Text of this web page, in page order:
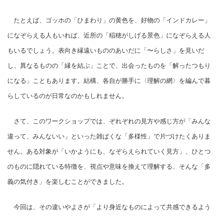
たとえば、ゴッホの「ひまわり」の黄色を、好物の「インドカレー」
になぞらえる人もいれば、近所の「稲穂がしげる景色」になぞらえる人
もいるでしょう。表向き縁遠いもののあいだに「〜らしさ」を見いだ
し、異なるものの「縁を結ぶ」ことで、出会ったものを「解ったつもり
になる」こともあります。結構、各自が勝手に〈理解の網〉を編んで暮
らしているのが日常なのかもしれません。
さて、このワークショップでは、ぞれぞれの見方や感じ方が「みんな
違って、みんないい」といった雑ぱくな「多様性」で片づけたくありま
せん。ある対象が「いかようにも、なぞらえられていく見方」、ひとつ
のものに隠れている特徴を、視点や意味を換えて理解する、そんな「多
義の気付き」を楽しむことができました。
今回は、その違いやよさが「より身近なものによって共感できるよう